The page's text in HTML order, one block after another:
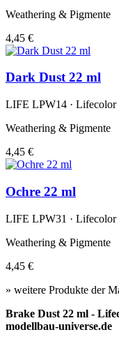
Weathering & Pigmente
4,45 €
Dark Dust 22 ml
LIFE LPW14 · Lifecolor
Weathering & Pigmente
4,45 €
Ochre 22 ml
LIFE LPW31 · Lifecolor
Weathering & Pigmente
4,45 €
» weitere Produkte der
Brake Dust 22 ml -
modellbau-universe.de